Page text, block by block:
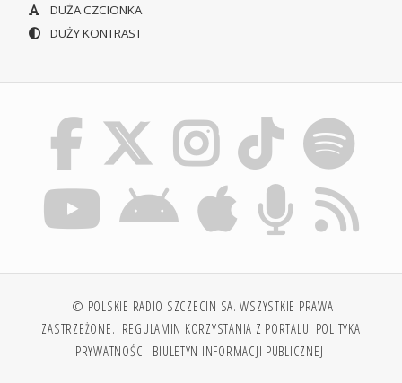
DUŻA CZCIONKA
DUŻY KONTRAST
© POLSKIE RADIO SZCZECIN SA. WSZYSTKIE PRAWA
ZASTRZEŻONE. REGULAMIN KORZYSTANIA Z PORTALU POLITYKA
PRYWATNOŚCI BIULETYN INFORMACJI PUBLICZNEJ